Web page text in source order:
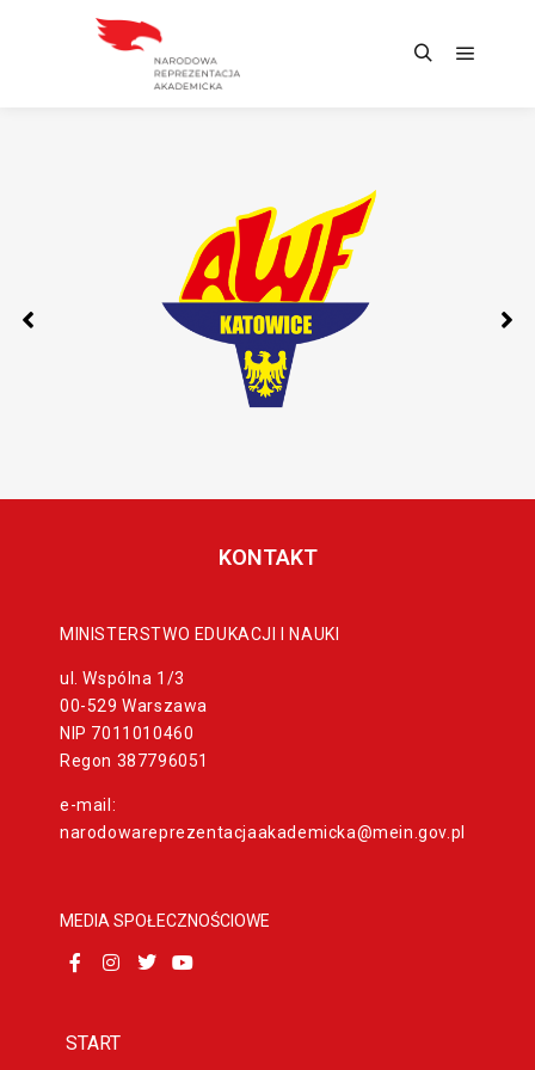
PARTNERZY
KONTAKT
MINISTERSTWO EDUKACJI I NAUKI
ul. Wspólna 1/3
00-529 Warszawa
NIP 7011010460
Regon 387796051
e-mail:
narodowareprezentacjaakademicka@mein.gov.pl
MEDIA SPOŁECZNOŚCIOWE
START